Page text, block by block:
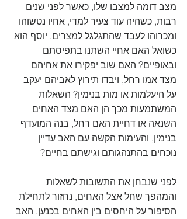
מצב דומה למצבו שלו, כאשר לפני שנים
רבות, כשהיה עוד צעיר למדי, אחיו נטשוהו
ומכרוהו לעבד שהתגלגל למצרים. יוסף הוא
כשואל האם אחיי השתנו בתפיסתם
ובאופיים? האם שוב יפקירו את אחיהם
מצד אמו רחל, ויבדו תירוץ לאביהם יעקב
על היעלמות או מות בנימין? השאלות
המשתמעות מכך הן האם מצד האחים
השנאה או דחיית האם רחל, בנה המועדף
בנימין, והעימות הקשה עם האב עדיין
נוכחים בהתנהגותם וגישתם בחיים?
לפני שנבחן את התשובות לשאלות
והמהפך שחל אצל האחים, נחזור לתחילת
הסיפור על היחסים בין האחים בכנען. האב